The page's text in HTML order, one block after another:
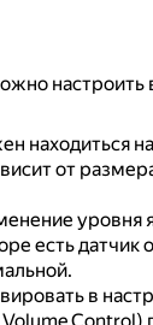
настроить
находиться
от
уровня
есть датчик
в